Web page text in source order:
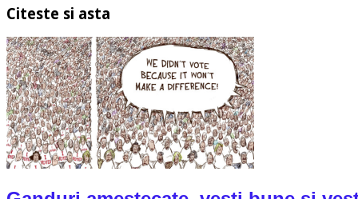
Citeste si asta